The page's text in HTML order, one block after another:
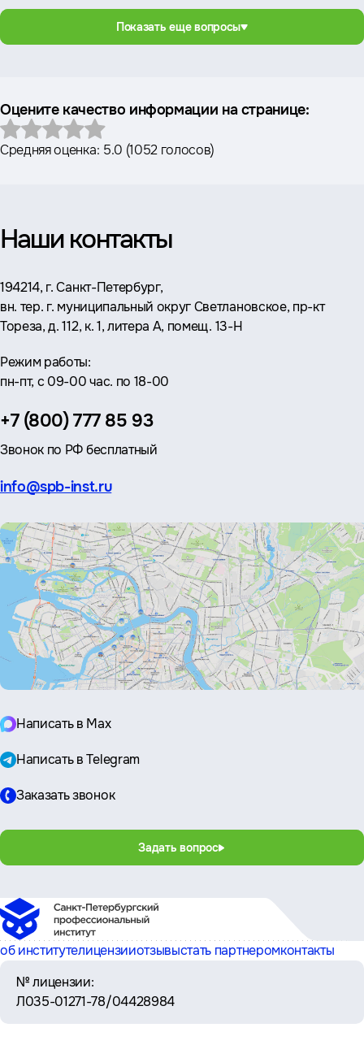
Показать еще вопросы
Оцените качество информации на странице:
Средняя оценка: 5.0 (1052 голосов)
Наши контакты
Адрес:
194214, г. Санкт-Петербург,
вн. тер. г. муниципальный округ Светлановское, пр-кт
Тореза, д. 112, к. 1, литера А, помещ. 13-Н
Режим работы:
пн-пт, с 09-00 час. по 18-00
Телефон:
+7 (800) 777 85 93
Звонок по РФ бесплатный
Эл.
info@spb-inst.ru
Написать в Max
Написать в Telegram
Заказать звонок
Задать вопрос
об институтелицензииотзывыстать партнеромконтакты
№ лицензии:
Л035-01271-78/04428984